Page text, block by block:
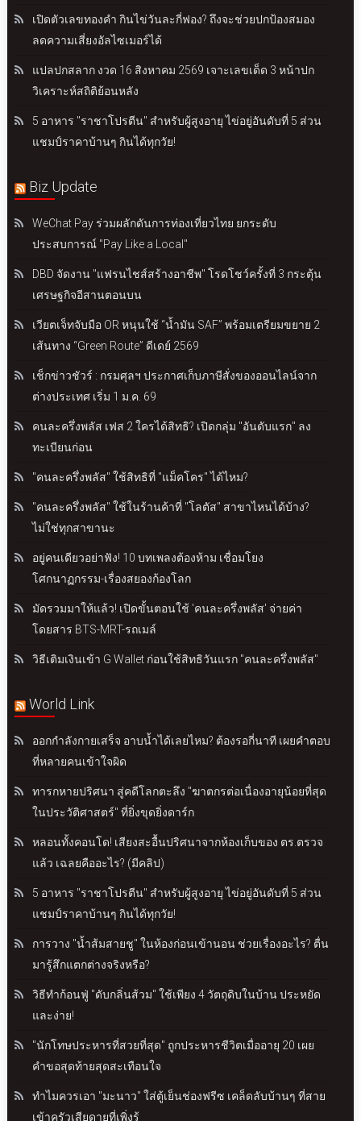
เปิดตัวเลขทองคำ กินไข่วันละกี่ฟอง? ถึงจะช่วยปกป้องสมอง
ลดความเสี่ยงอัลไซเมอร์ได้
แปลปกสลาก งวด 16 สิงหาคม 2569 เจาะเลขเด็ด 3 หน้าปก
วิเคราะห์สถิติย้อนหลัง
5 อาหาร "ราชาโปรตีน" สำหรับผู้สูงอายุ ไข่อยู่อันดับที่ 5 ส่วน
แชมป์ราคาบ้านๆ กินได้ทุกวัย!
Biz Update
WeChat Pay ร่วมผลักดันการท่องเที่ยวไทย ยกระดับ
ประสบการณ์ "Pay Like a Local"
DBD จัดงาน "แฟรนไชส์สร้างอาชีพ" โรดโชว์ครั้งที่ 3 กระตุ้น
เศรษฐกิจอีสานตอนบน
เวียตเจ็ทจับมือ OR หนุนใช้ “น้ำมัน SAF” พร้อมเตรียมขยาย 2
เส้นทาง “Green Route” ดีเดย์ 2569
เช็กข่าวชัวร์ : กรมศุลฯ ประกาศเก็บภาษีสั่งของออนไลน์จาก
ต่างประเทศ เริ่ม 1 ม.ค. 69
คนละครึ่งพลัส เฟส 2 ใครได้สิทธิ? เปิดกลุ่ม "อันดับแรก" ลง
ทะเบียนก่อน
"คนละครึ่งพลัส" ใช้สิทธิที่ "แม็คโคร" ได้ไหม?
"คนละครึ่งพลัส" ใช้ในร้านค้าที่ "โลตัส" สาขาไหนได้บ้าง?
ไม่ใช่ทุกสาขานะ
อยู่คนเดียวอย่าฟัง! 10 บทเพลงต้องห้าม เชื่อมโยง
โศกนาฏกรรม-เรื่องสยองก้องโลก
มัดรวมมาให้แล้ว! เปิดขั้นตอนใช้ 'คนละครึ่งพลัส' จ่ายค่า
โดยสาร BTS-MRT-รถเมล์
วิธีเติมเงินเข้า G Wallet ก่อนใช้สิทธิวันแรก "คนละครึ่งพลัส"
World Link
ออกกำลังกายเสร็จ อาบน้ำได้เลยไหม? ต้องรอกี่นาที เผยคำตอบ
ที่หลายคนเข้าใจผิด
ทารกหายปริศนา สู่คดีโลกตะลึง "ฆาตกรต่อเนื่องอายุน้อยที่สุด
ในประวัติศาสตร์" ที่ยิ่งขุดยิ่งดาร์ก
หลอนทั้งคอนโด! เสียงสะอื้นปริศนาจากห้องเก็บของ ตร.ตรวจ
แล้ว เฉลยคืออะไร? (มีคลิป)
5 อาหาร "ราชาโปรตีน" สำหรับผู้สูงอายุ ไข่อยู่อันดับที่ 5 ส่วน
แชมป์ราคาบ้านๆ กินได้ทุกวัย!
การวาง "น้ำส้มสายชู" ในห้องก่อนเข้านอน ช่วยเรื่องอะไร? ตื่น
มารู้สึกแตกต่างจริงหรือ?
วิธีทำก้อนฟู่ "ดับกลิ่นส้วม" ใช้เพียง 4 วัตถุดิบในบ้าน ประหยัด
และง่าย!
"นักโทษประหารที่สวยที่สุด" ถูกประหารชีวิตเมื่ออายุ 20 เผย
คำขอสุดท้ายสุดสะเทือนใจ
ทำไมควรเอา "มะนาว" ใส่ตู้เย็นช่องฟรีซ เคล็ดลับบ้านๆ ที่สาย
เข้าครัวเสียดายที่เพิ่งรู้